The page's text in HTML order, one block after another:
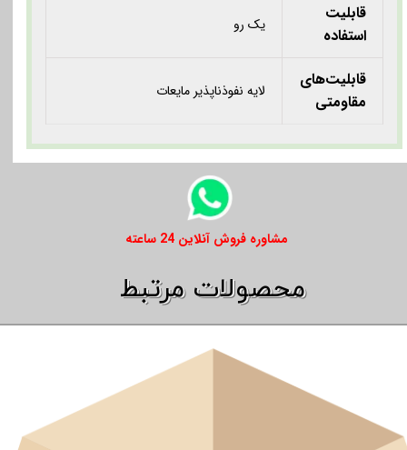
قابلیت
استفاده
یک رو
قابلیت‌های
مقاومتی
لایه نفوذناپذیر مایعات
​​مشاوره فروش آنلاین 24 ساعته
​​محصولات مرتبط